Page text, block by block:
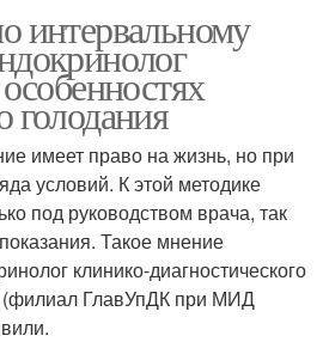
интервальному
голодания
имеет право на жизнь, но при
условий. К этой методике
под руководством врача, так
Такое мнение
клинико-диагностического
(филиал ГлавУпДК при МИД